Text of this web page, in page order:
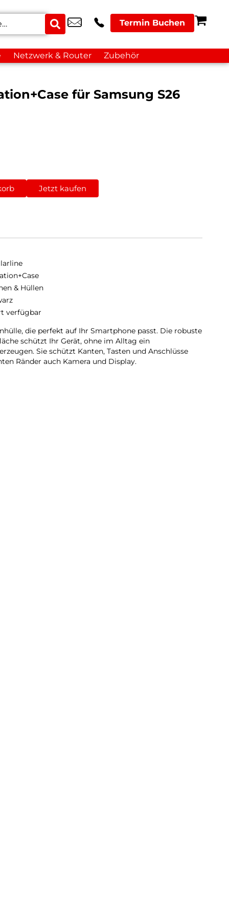
Termin Buchen
Netzwerk & Router Zubehör
für Samsung S26
Jetzt kaufen
& Hüllen
verfügbar
die perfekt auf Ihr Smartphone passt. Die robuste
schützt Ihr Gerät, ohne im Alltag ein
Sie schützt Kanten, Tasten und Anschlüsse
Ränder auch Kamera und Display.